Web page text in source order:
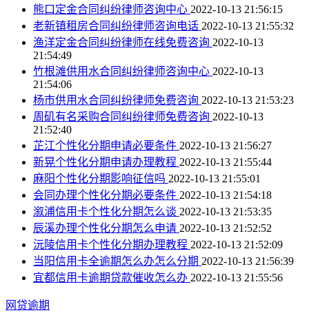
熊口定金合同纠纷律师咨询中心 2022-10-13 21:56:15
老新镇租房合同纠纷律师咨询电话 2022-10-13 21:55:32
渔洋定金合同纠纷律师在线免费咨询 2022-10-13
21:54:49
竹根滩供用水合同纠纷律师咨询中心 2022-10-13
21:54:06
杨市供用水合同纠纷律师免费咨询 2022-10-13 21:53:23
周矶有名采购合同纠纷律师免费咨询 2022-10-13
21:52:40
芷江个性化分期申请必要条件 2022-10-13 21:56:27
新晃个性化分期申请办理教程 2022-10-13 21:55:44
麻阳个性化分期影响征信吗 2022-10-13 21:55:01
会同办理个性化分期必要条件 2022-10-13 21:54:18
溆浦信用卡个性化分期怎么谈 2022-10-13 21:53:35
辰溪办理个性化分期怎么申请 2022-10-13 21:52:52
沅陵信用卡个性化分期办理教程 2022-10-13 21:52:09
当阳信用卡全逾期怎么办怎么分期 2022-10-13 21:56:39
宜都信用卡逾期贷款催收怎么办 2022-10-13 21:55:56
网贷逾期